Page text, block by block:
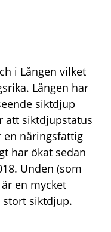
i Lången vilket
Lången har
siktdjup
att siktdjupstatus
en näringsfattig
har ökat sedan
Unden (som
en mycket
siktdjup.